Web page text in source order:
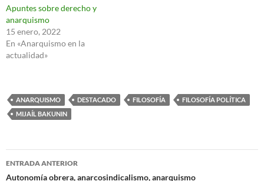
Apuntes sobre derecho y
anarquismo
15 enero, 2022
En «Anarquismo en la
actualidad»
ANARQUISMO DESTACADO FILOSOFÍA
FILOSOFÍA POLÍTICA
MIJAÍL BAKUNIN
Navegación
ENTRADA ANTERIOR
Autonomía obrera, anarcosindicalismo, anarquismo